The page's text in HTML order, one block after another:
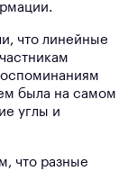
что линейные
была на самом
углы и
что разные